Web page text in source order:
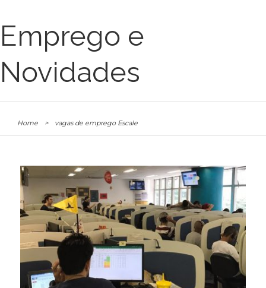
Emprego e
Novidades
Home > vagas de emprego Escale